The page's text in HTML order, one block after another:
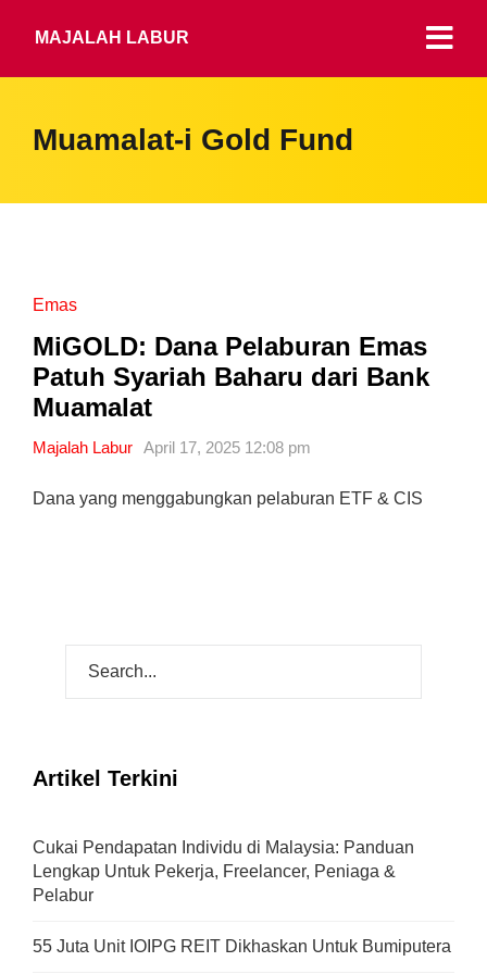
MAJALAH LABUR
Muamalat-i Gold Fund
Emas
MiGOLD: Dana Pelaburan Emas
Patuh Syariah Baharu dari Bank
Muamalat
Majalah Labur April 17, 2025 12:08 pm
Dana yang menggabungkan pelaburan ETF & CIS
Artikel Terkini
Cukai Pendapatan Individu di Malaysia: Panduan
Lengkap Untuk Pekerja, Freelancer, Peniaga &
Pelabur
55 Juta Unit IOIPG REIT Dikhaskan Untuk Bumiputera